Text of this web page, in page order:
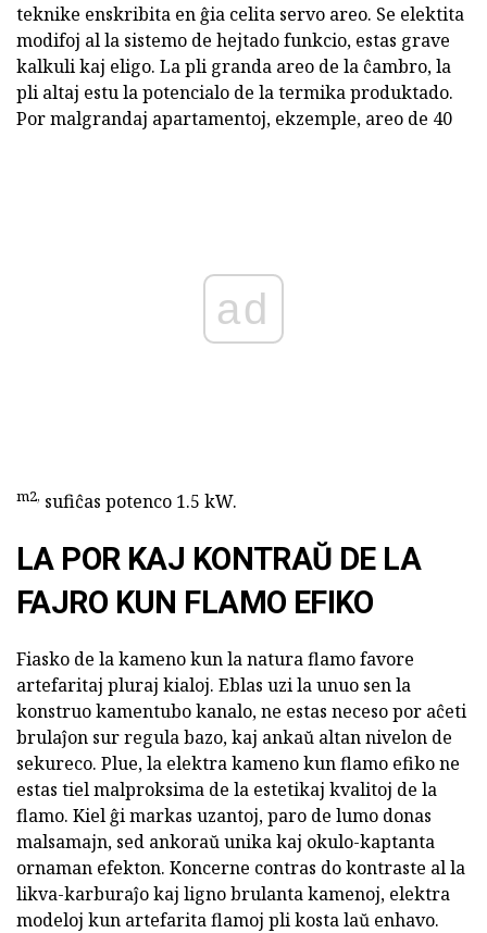
teknike enskribita en ĝia celita servo areo. Se elektita
modifoj al la sistemo de hejtado funkcio, estas grave
kalkuli kaj eligo. La pli granda areo de la ĉambro, la
pli altaj estu la potencialo de la termika produktado.
Por malgrandaj apartamentoj, ekzemple, areo de 40
ad
m2, sufiĉas potenco 1.5 kW.
LA POR KAJ KONTRAŬ DE LA
FAJRO KUN FLAMO EFIKO
Fiasko de la kameno kun la natura flamo favore
artefaritaj pluraj kialoj. Eblas uzi la unuo sen la
konstruo kamentubo kanalo, ne estas neceso por aĉeti
brulaĵon sur regula bazo, kaj ankaŭ altan nivelon de
sekureco. Plue, la elektra kameno kun flamo efiko ne
estas tiel malproksima de la estetikaj kvalitoj de la
flamo. Kiel ĝi markas uzantoj, paro de lumo donas
malsamajn, sed ankoraŭ unika kaj okulo-kaptanta
ornaman efekton. Koncerne contras do kontraste al la
likva-karburaĵo kaj ligno brulanta kamenoj, elektra
modeloj kun artefarita flamoj pli kosta laŭ enhavo.